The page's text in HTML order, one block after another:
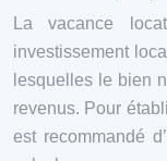
La vacance
investissement
lesquelles le bien
revenus. Pour
est recommandé